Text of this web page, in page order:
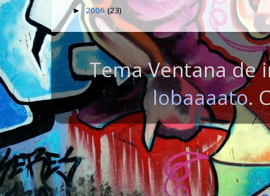
►2006(23)
Tema Ventana de
lobaaaato.